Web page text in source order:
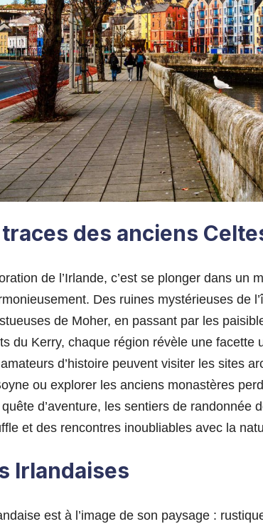
des anciens
de l’Irlande, c’est se plonger dans un
Des ruines mystérieuses de
de Moher, en passant par les
du Kerry, chaque région révèle une facette
amateurs d’histoire peuvent visiter les sites
ou explorer les anciens monastères
d’aventure, les sentiers de randonnée
et des rencontres inoubliables avec la
Irlandaises
est à l’image de son paysage :